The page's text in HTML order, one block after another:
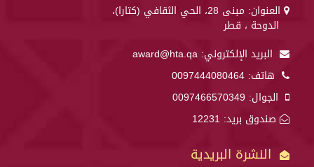
العنوان: مبنى 28، الحي الثقافي (كتارا)،
الدوحة ، قطر
البريد الإلكتروني: award@hta.qa
هاتف: 0097444080464
الجوال: 0097466570349
صندوق بريد: 12231
النشرة البريدية